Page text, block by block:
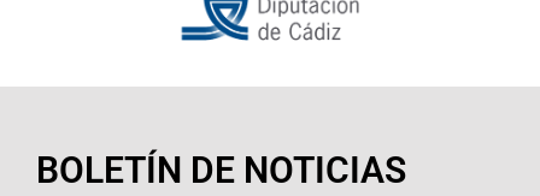
BOLETÍN DE NOTICIAS